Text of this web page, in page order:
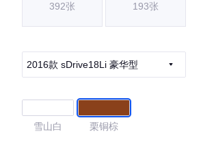
392张 193张
2016款 sDrive18Li 豪华型
雪山白 栗铜棕